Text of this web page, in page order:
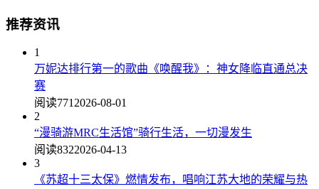
推荐资讯
1
万妮达排行第一的歌曲《唤醒我》：神女降临直通总决
赛
阅读771 2026-08-01
2
“漫骑游MRC生活馆”骑行生活，一切漫发生
阅读8322026-04-13
3
《苏超十三太保》燃情发布，唱响江苏大地的荣耀与热